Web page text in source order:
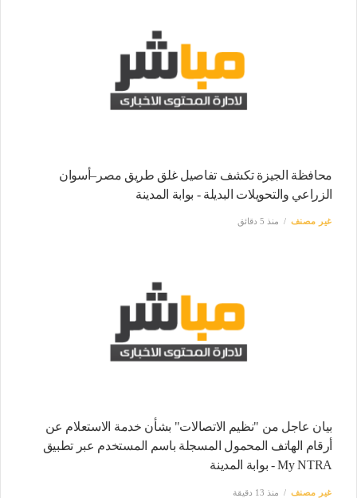
محافظة الجيزة تكشف تفاصيل غلق طريق مصر–أسوان
الزراعي والتحويلات البديلة - بوابة المدينة
غير مصنف منذ 5 دقائق
بيان عاجل من "نظيم الاتصالات" بشأن خدمة الاستعلام عن
أرقام الهاتف المحمول المسجلة باسم المستخدم عبر تطبيق
My NTRA - بوابة المدينة
غير مصنف منذ 13 دقيقة